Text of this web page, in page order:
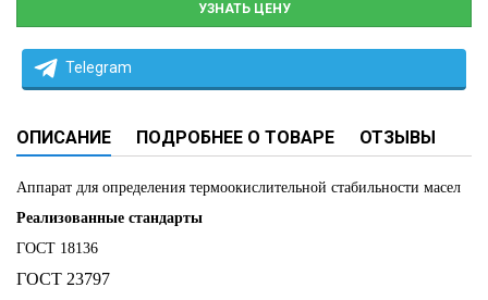
УЗНАТЬ ЦЕНУ
Telegram
ОПИСАНИЕ ПОДРОБНЕЕ О ТОВАРЕ ОТЗЫВЫ
Аппарат для определения термоокислительной стабильности масел
Реализованные стандарты
ГОСТ 18136
ГОСТ 23797